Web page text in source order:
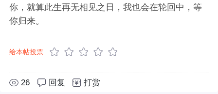
你，就算此生再无相见之日，我也会在轮回中，等
你归来。
给本帖投票
26 回复 打赏